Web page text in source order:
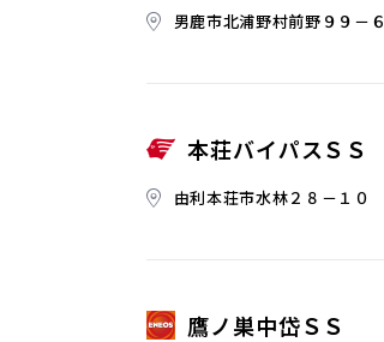
男鹿市北浦野村前野９９－６
本荘バイパスＳＳ
由利本荘市水林２８－１０
鷹ノ巣中岱ＳＳ